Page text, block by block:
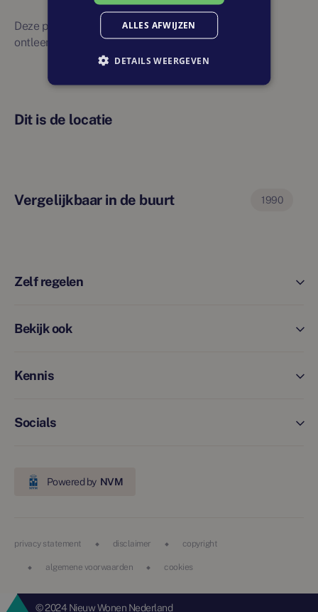
Deze planning is indicatief. Er kunnen geen rechten
ontleend worden aan bovenstaande planning
Dit is de locatie
Vergelijkbaar in de buurt 1990
Zelf regelen
Bekijk ook
Kennis
Socials
Powered by NVM
privacy statement disclaimer copyright
algemene voorwaarden cookies
© 2024 Nieuw Wonen Nederland
ALLES AFWIJZEN
DETAILS WEERGEVEN